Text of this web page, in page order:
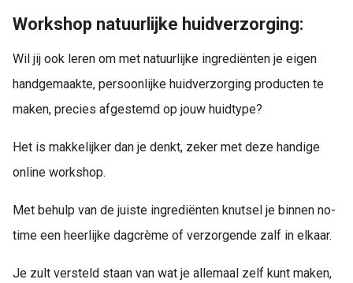
Workshop natuurlijke huidverzorging:
Wil jij ook leren om met natuurlijke ingrediënten je eigen
handgemaakte, persoonlijke huidverzorging producten te
maken, precies afgestemd op jouw huidtype?
Het is makkelijker dan je denkt, zeker met deze handige
online workshop.
Met behulp van de juiste ingrediënten knutsel je binnen no-
time een heerlijke dagcrème of verzorgende zalf in elkaar.
Je zult versteld staan van wat je allemaal zelf kunt maken,